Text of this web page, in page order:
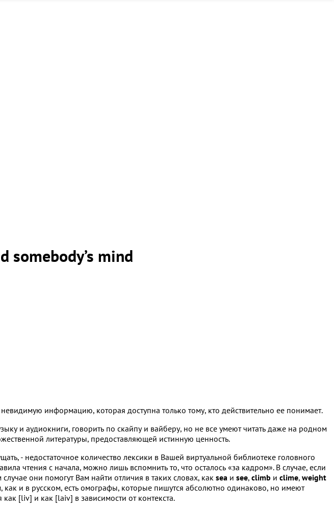
somebody’s mind
информацию, которая доступна только тому, кто действительно ее понимает.
и аудиокниги, говорить по скайпу и вайберу, но не все умеют читать даже на родном
литературы, предоставляющей истинную ценность.
- недостаточное количество лексики в Вашей виртуальной библиотеке головного
чтения с начала, можно лишь вспомнить то, что осталось «за кадром». В случае, если
они помогут Вам найти отличия в таких словах, как sea и see, climb и clime, weight
и в русском, есть омографы, которые пишутся абсолютно одинаково, но имеют
как [liv] и как [laiv] в зависимости от контекста.